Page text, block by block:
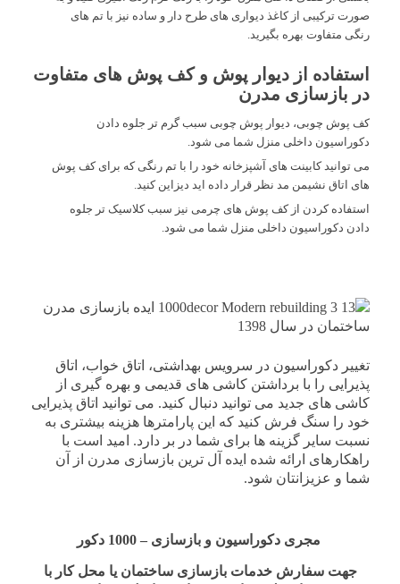
صورت ترکیبی از کاغذ دیواری های طرح دار و ساده نیز با تم های
رنگی متفاوت بهره بگیرید.
استفاده از دیوار پوش و کف پوش های متفاوت
در بازسازی مدرن
کف پوش چوبی، دیوار پوش چوبی سبب گرم تر جلوه دادن
دکوراسیون داخلی منزل شما می شود.
می توانید کابینت های آشپزخانه خود را با تم رنگی که برای کف پوش
های اتاق نشیمن مد نظر قرار داده اید دیزاین کنید.
استفاده کردن از کف پوش های چرمی نیز سبب کلاسیک تر جلوه
دادن دکوراسیون داخلی منزل شما می شود.
تغییر دکوراسیون در سرویس بهداشتی، اتاق خواب، اتاق
پذیرایی را با برداشتن کاشی های قدیمی و بهره گیری از
کاشی های جدید می توانید دنبال کنید. می توانید اتاق پذیرایی
خود را سنگ فرش کنید که این پارامترها هزینه بیشتری به
نسبت سایر گزینه ها برای شما در بر دارد. امید است با
راهکارهای ارائه شده ایده آل ترین بازسازی مدرن از آن
شما و عزیزانتان شود.
مجری دکوراسیون و بازسازی –1000 دکور
جهت سفارش خدمات بازسازی ساختمان یا محل کار با